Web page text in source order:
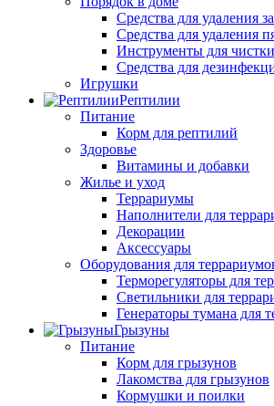
Средства для удаления
Средства для удаления
Инструменты для
Средства для
Игрушки
Рептилии
Питание
Корм для рептилий
Здоровье
Витамины и добавки
Жилье и уход
Террариумы
Наполнители для
Декорации
Аксессуары
Оборудования для
Терморегуляторы для
Светильники для
Генераторы тумана для
Грызуны
Питание
Корм для грызунов
Лакомства для грызунов
Кормушки и поилки